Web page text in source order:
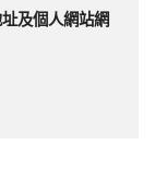
及個人網站網